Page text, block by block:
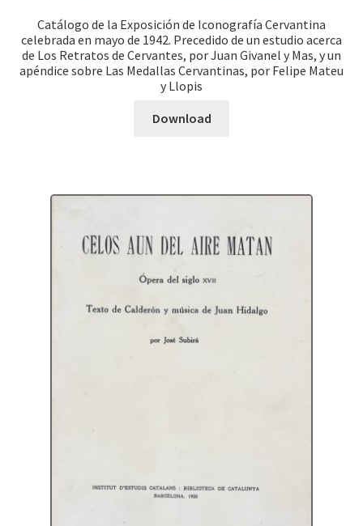
Catálogo de la Exposición de Iconografía Cervantina
celebrada en mayo de 1942. Precedido de un estudio acerca
de Los Retratos de Cervantes, por Juan Givanel y Mas, y un
apéndice sobre Las Medallas Cervantinas, por Felipe Mateu
y Llopis
Download